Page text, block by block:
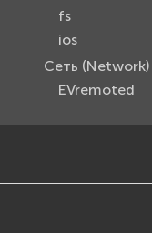
fs
ios
Сеть (Network)
EVremoted